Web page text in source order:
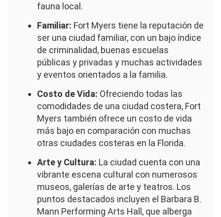
fauna local.
Familiar: Fort Myers tiene la reputación de
ser una ciudad familiar, con un bajo índice
de criminalidad, buenas escuelas
públicas y privadas y muchas actividades
y eventos orientados a la familia.
Costo de Vida: Ofreciendo todas las
comodidades de una ciudad costera, Fort
Myers también ofrece un costo de vida
más bajo en comparación con muchas
otras ciudades costeras en la Florida.
Arte y Cultura: La ciudad cuenta con una
vibrante escena cultural con numerosos
museos, galerías de arte y teatros. Los
puntos destacados incluyen el Barbara B.
Mann Performing Arts Hall, que alberga